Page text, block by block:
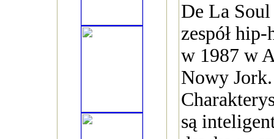
De La
zespół
w 1987 w
Nowy Jork.
są